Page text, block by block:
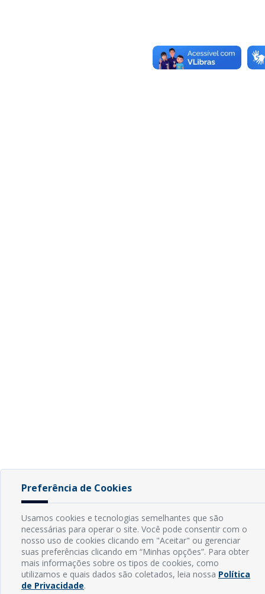
Preferência de Cookies
Usamos cookies e tecnologias semelhantes que são
necessárias para operar o site. Você pode consentir com o
nosso uso de cookies clicando em "Aceitar" ou gerenciar
suas preferências clicando em “Minhas opções”. Para obter
mais informações sobre os tipos de cookies, como
utilizamos e quais dados são coletados, leia nossa Política
de Privacidade.